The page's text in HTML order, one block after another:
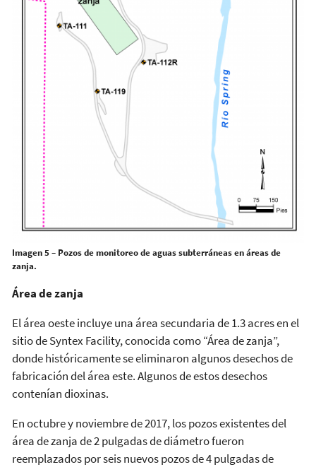
Imagen 5 – Pozos de monitoreo de aguas subterráneas en áreas de
zanja.
Área de zanja
El área oeste incluye una área secundaria de 1.3 acres en el
sitio de Syntex Facility, conocida como “Área de zanja”,
donde históricamente se eliminaron algunos desechos de
fabricación del área este. Algunos de estos desechos
contenían dioxinas.
En octubre y noviembre de 2017, los pozos existentes del
área de zanja de 2 pulgadas de diámetro fueron
reemplazados por seis nuevos pozos de 4 pulgadas de